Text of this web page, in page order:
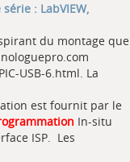
: LabVIEW,
du montage que
USB-6.html. La
est fournit par le
In-situ
ISP. Les